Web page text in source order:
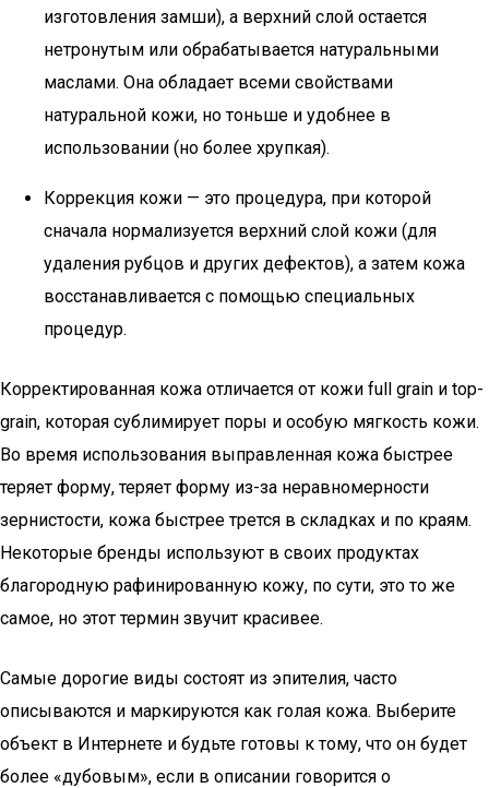
изготовления замши), а верхний слой остается
нетронутым или обрабатывается натуральными
маслами. Она обладает всеми свойствами
натуральной кожи, но тоньше и удобнее в
использовании (но более хрупкая).
Коррекция кожи — это процедура, при которой
сначала нормализуется верхний слой кожи (для
удаления рубцов и других дефектов), а затем кожа
восстанавливается с помощью специальных
процедур.
Корректированная кожа отличается от кожи full grain и top-
grain, которая сублимирует поры и особую мягкость кожи.
Во время использования выправленная кожа быстрее
теряет форму, теряет форму из-за неравномерности
зернистости, кожа быстрее трется в складках и по краям.
Некоторые бренды используют в своих продуктах
благородную рафинированную кожу, по сути, это то же
самое, но этот термин звучит красивее.
Самые дорогие виды состоят из эпителия, часто
описываются и маркируются как голая кожа. Выберите
объект в Интернете и будьте готовы к тому, что он будет
более «дубовым», если в описании говорится о